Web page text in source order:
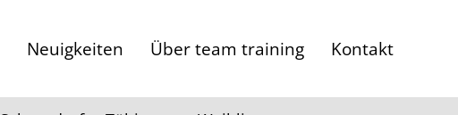
Neuigkeiten Über team training Kontakt